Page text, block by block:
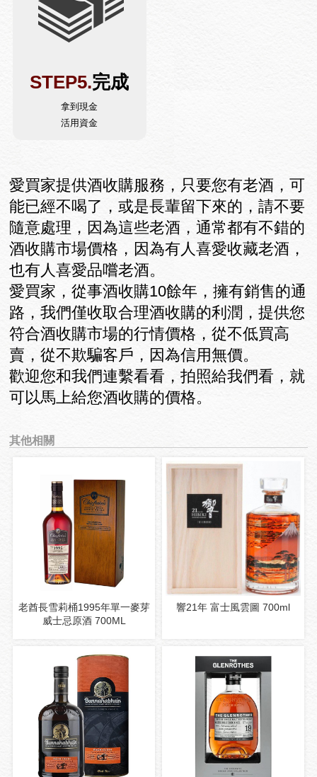
STEP5.完成
拿到現金
活用資金
愛買家提供酒收購服務，只要您有老酒，可
能已經不喝了，或是長輩留下來的，請不要
隨意處理，因為這些老酒，通常都有不錯的
酒收購市場價格，因為有人喜愛收藏老酒，
也有人喜愛品嚐老酒。
愛買家，從事酒收購10餘年，擁有銷售的通
路，我們僅收取合理酒收購的利潤，提供您
符合酒收購市場的行情價格，從不低買高
賣，從不欺騙客戶，因為信用無價。
歡迎您和我們連繫看看，拍照給我們看，就
可以馬上給您酒收購的價格。
其他相關
老酋長雪莉桶1995年單一麥芽
威士忌原酒 700ML
響21年 富士風雲圖 700ml